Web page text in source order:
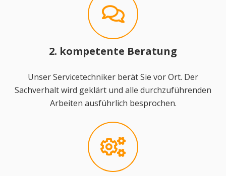
2. kompetente Beratung
Unser Servicetechniker berät Sie vor Ort. Der
Sachverhalt wird geklärt und alle durchzuführenden
Arbeiten ausführlich besprochen.